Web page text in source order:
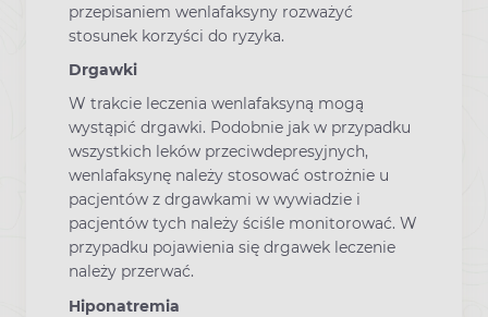
przepisaniem wenlafaksyny rozważyć
stosunek korzyści do ryzyka.
Drgawki
W trakcie leczenia wenlafaksyną mogą
wystąpić drgawki. Podobnie jak w przypadku
wszystkich leków przeciwdepresyjnych,
wenlafaksynę należy stosować ostrożnie u
pacjentów z drgawkami w wywiadzie i
pacjentów tych należy ściśle monitorować. W
przypadku pojawienia się drgawek leczenie
należy przerwać.
Hiponatremia